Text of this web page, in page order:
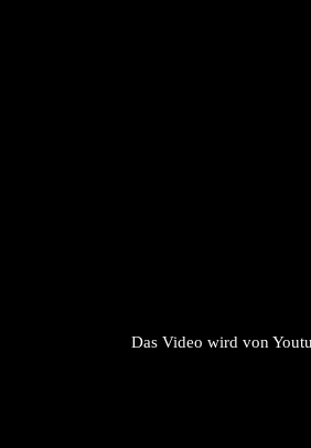
Das Video wird von